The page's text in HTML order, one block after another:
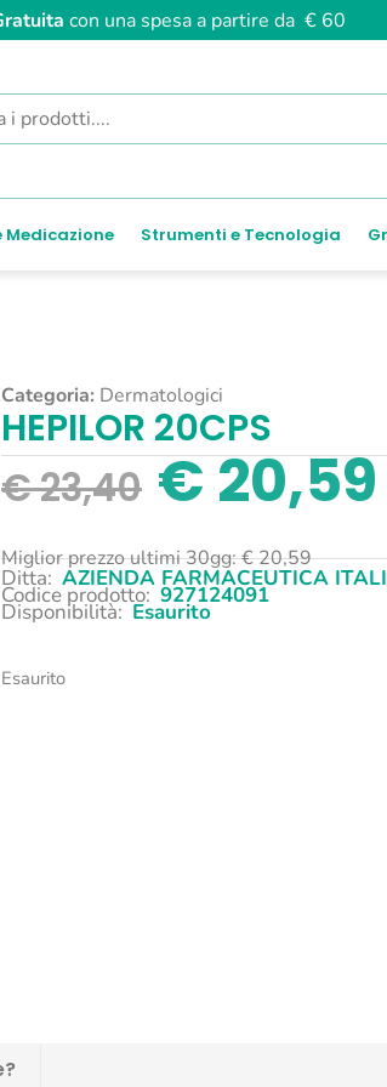
con una spesa a partire da € 60
Medicazione Strumenti e Tecnologia
Categoria: Dermatologici
HEPILOR 20CPS
€23,40 €20,59
Miglior prezzo ultimi 30gg:€20,59
Ditta: AZIENDA FARMACEUTICA
Codice prodotto: 927124091
Disponibilità: Esaurito
Esaurito